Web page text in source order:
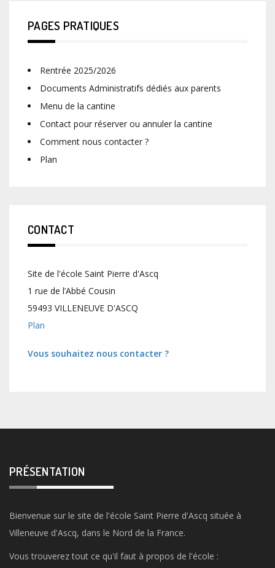
PAGES PRATIQUES
Rentrée 2025/2026
Documents Administratifs dédiés aux parents
Menu de la cantine
Contact pour réserver ou annuler la cantine
Comment nous contacter ?
Plan
CONTACT
Site de l'école Saint Pierre d'Ascq
1 rue de l’Abbé Cousin
59493 VILLENEUVE D'ASCQ
Plan
Vous souhaitez nous contacter ?
PRÉSENTATION
Bienvenue sur le site de l'école Saint Pierre d'Ascq située à
Villeneuve d'Ascq, dans le Nord de la France.
Vous trouverez tout ce qu'il faut à propos de l'école :